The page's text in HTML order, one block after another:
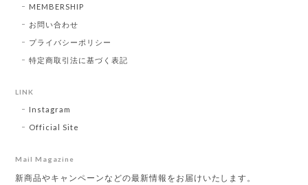
MEMBERSHIP
お問い合わせ
プライバシーポリシー
特定商取引法に基づく表記
LINK
Instagram
Official Site
Mail Magazine
新商品やキャンペーンなどの最新情報をお届けいたします。